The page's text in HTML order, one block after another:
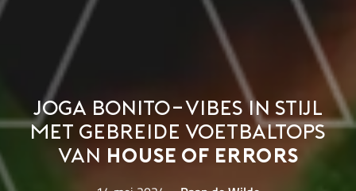
Joga Bonito-vibes in stijl
met gebreide voetbaltops
van House of Errors